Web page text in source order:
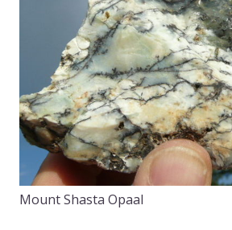
Mount Shasta Opaal